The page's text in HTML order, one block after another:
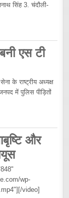
सिंह 3. चंदौली-
एस टी
के राष्ट्रीय अध्यक्ष
में पुलिस पीड़ितों
और
wp-
video]